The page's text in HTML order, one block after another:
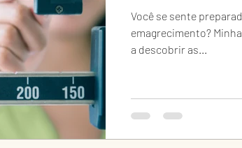
Você se sente
emagrecimento?
a descobrir as...